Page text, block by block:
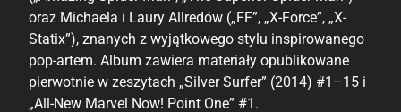
oraz Michaela i Laury Allredów („FF”, „X-Force”, „X-
Statix”), znanych z wyjątkowego stylu inspirowanego
pop-artem. Album zawiera materiały opublikowane
pierwotnie w zeszytach „Silver Surfer” (2014) #1–15 i
„All-New Marvel Now! Point One” #1.